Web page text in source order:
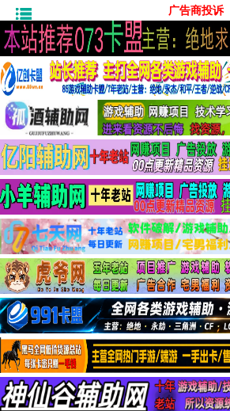
广告商投诉
首页
技术学习
安卓绿化
单机游戏
社交娱乐
系统工具
活动线报
常用办公
源码收集
值得一看
两性情感